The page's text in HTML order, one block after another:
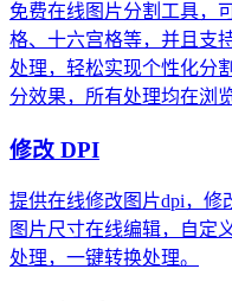
免费在线图片分割工具，
格、十六宫格等，并且支
处理，轻松实现个性化分
分效果，所有处理均在浏
修改 DPI
提供在线修改图片dpi，修
图片尺寸在线编辑，自定
处理，一键转换处理。